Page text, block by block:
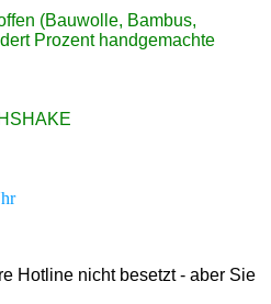
(Bauwolle, Bambus,
Prozent handgemachte
Hotline nicht besetzt - aber Sie